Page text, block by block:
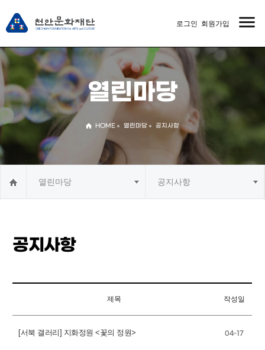
menu
로그인 회원가입
열린마당
HOME 열린마당 공지사항
열린마당 공지사항
공지사항
제목 작성일
[서북 갤러리] 지화정원 <꽃의 정원> 04-17